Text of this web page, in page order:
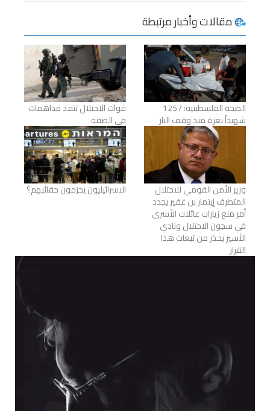
مقالات وأخبار مرتبطة
الصحة الفلسطينية: 1257
شهيداً بغزة منذ وقف النار
قوات الاحتلال تنفذ مداهمات
في الضفة
وزير الأمن القومي للاحتلال
المتطرف إيتمار بن غفير يجدد
أمر منع زيارات عائلات الأسرى
في سجون الاحتلال ونادي
الأسير يحذر من تبعات هذا
القرار
الاسرائيليون يحزمون حقائبهم؟